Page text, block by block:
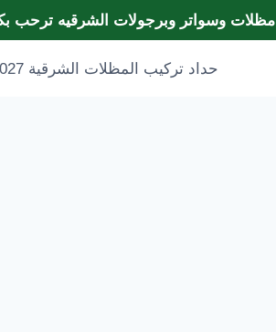
مظلات وسواتر وبرجولات الشرقيه ترحب
حداد تركيب المظلات الشرقية 2027